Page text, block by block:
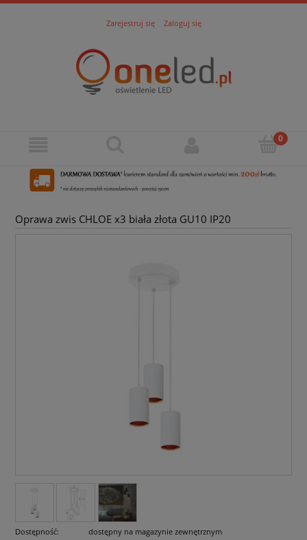
Zarejestruj się Zaloguj się
Oprawa zwis CHLOE x3 biała złota GU10 IP20
Dostępność:
dostępny na magazynie zewnętrznym